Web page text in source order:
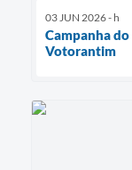
03 JUN 2026 - h
Campanha
Votorantim